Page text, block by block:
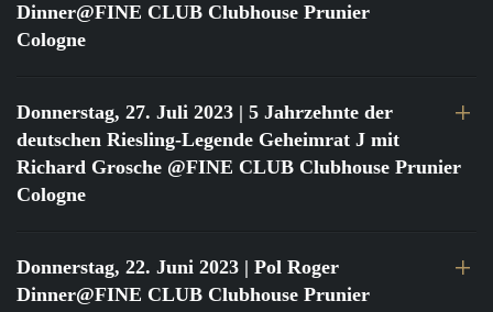
Dinner@FINE CLUB Clubhouse Prunier
Cologne
Donnerstag, 27. Juli 2023 | 5 Jahrzehnte der
deutschen Riesling-Legende Geheimrat J mit
Richard Grosche @FINE CLUB Clubhouse Prunier
Cologne
Donnerstag, 22. Juni 2023 | Pol Roger
Dinner@FINE CLUB Clubhouse Prunier